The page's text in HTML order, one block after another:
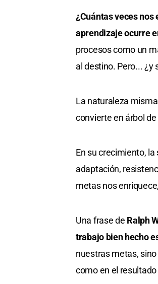
¿Cuántas veces
aprendizaje ocurre
procesos como un
al destino. Pero... ¿y
La naturaleza
convierte en árbol
En su crecimiento,
adaptación,
metas nos
Una frase de Ralph
trabajo bien hecho
nuestras metas,
como en el